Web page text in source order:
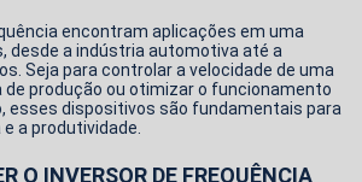
encontram aplicações em uma
desde a indústria automotiva até a
Seja para controlar a velocidade de uma
de produção ou otimizar o funcionamento
esses dispositivos são fundamentais para
a produtividade.
O INVERSOR DE FREQUÊNCIA